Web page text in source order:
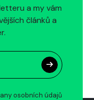
a my vám
článků a
osobních údajů